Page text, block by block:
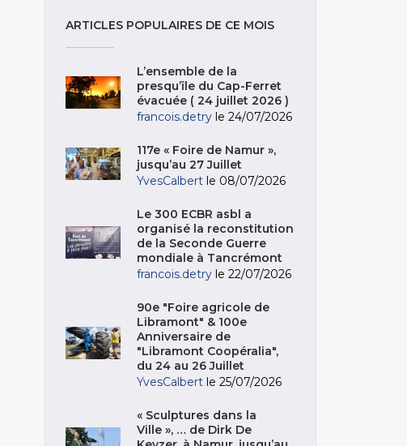
ARTICLES POPULAIRES DE CE MOIS
L’ensemble de la
presqu’île du Cap-Ferret
évacuée ( 24 juillet 2026 )
francois.detry le 24/07/2026
117e « Foire de Namur »,
jusqu’au 27 Juillet
YvesCalbert le 08/07/2026
Le 300 ECBR asbl a
organisé la reconstitution
de la Seconde Guerre
mondiale à Tancrémont
francois.detry le 22/07/2026
90e "Foire agricole de
Libramont" & 100e
Anniversaire de
"Libramont Coopéralia",
du 24 au 26 Juillet
YvesCalbert le 25/07/2026
« Sculptures dans la
Ville », … de Dirk De